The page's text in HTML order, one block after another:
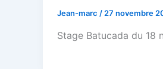
Jean-marc / 27 novembre
Stage Batucada du 18